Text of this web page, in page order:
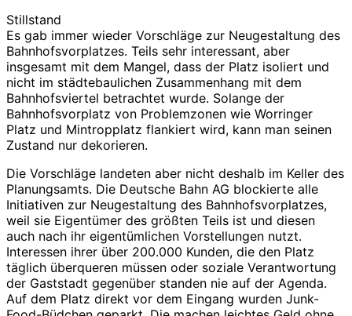
Stillstand
Es gab immer wieder Vorschläge zur Neugestaltung des
Bahnhofsvorplatzes. Teils sehr interessant, aber
insgesamt mit dem Mangel, dass der Platz isoliert und
nicht im städtebaulichen Zusammenhang mit dem
Bahnhofsviertel betrachtet wurde. Solange der
Bahnhofsvorplatz von Problemzonen wie Worringer
Platz und Mintropplatz flankiert wird, kann man seinen
Zustand nur dekorieren.
Die Vorschläge landeten aber nicht deshalb im Keller des
Planungsamts. Die Deutsche Bahn AG blockierte alle
Initiativen zur Neugestaltung des Bahnhofsvorplatzes,
weil sie Eigentümer des größten Teils ist und diesen
auch nach ihr eigentümlichen Vorstellungen nutzt.
Interessen ihrer über 200.000 Kunden, die den Platz
täglich überqueren müssen oder soziale Verantwortung
der Gaststadt gegenüber standen nie auf der Agenda.
Auf dem Platz direkt vor dem Eingang wurden Junk-